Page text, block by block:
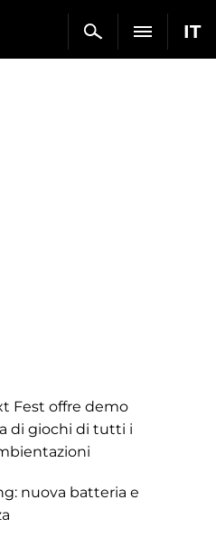
IT
Fest offre demo
di giochi di tutti i
nuova batteria e